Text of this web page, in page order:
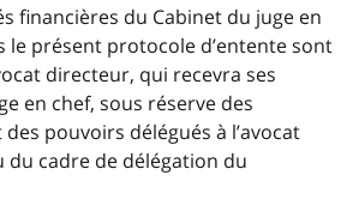
financières du Cabinet du juge en
le présent protocole d’entente sont
directeur, qui recevra ses
en chef, sous réserve des
pouvoirs délégués à l’avocat
cadre de délégation du